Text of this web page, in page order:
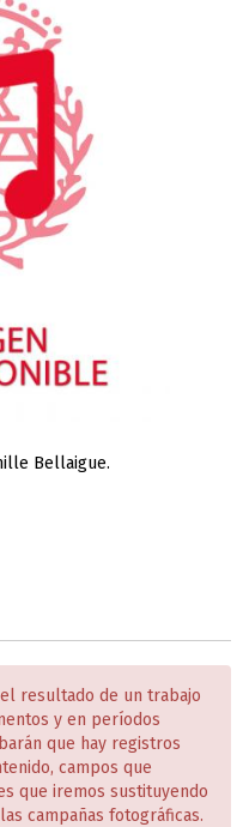
Bellaigue.
resultado de un trabajo
y en períodos
que hay registros
campos que
que iremos sustituyendo
campañas fotográficas.